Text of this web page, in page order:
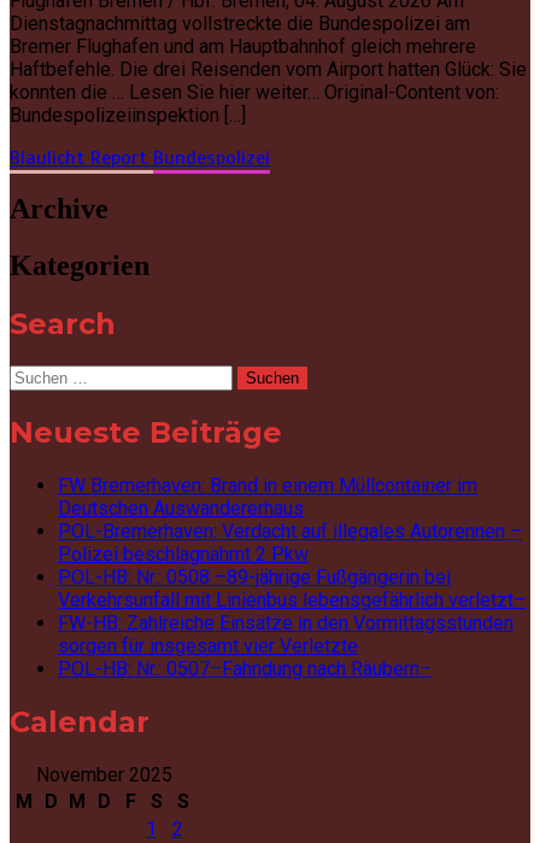
Dienstagnachmittag vollstreckte die Bundespolizei am
Bremer Flughafen und am Hauptbahnhof gleich mehrere
Haftbefehle. Die drei Reisenden vom Airport hatten Glück: Sie
konnten die … Lesen Sie hier weiter… Original-Content von:
Bundespolizeiinspektion […]
Blaulicht Report Bundespolizei
Archive
Kategorien
Search
Suchen
Neueste Beiträge
FW Bremerhaven: Brand in einem Müllcontainer im
Deutschen Auswandererhaus
POL-Bremerhaven: Verdacht auf illegales Autorennen –
Polizei beschlagnahmt 2 Pkw
POL-HB: Nr.: 0508 –89-jährige Fußgängerin bei
Verkehrsunfall mit Linienbus lebensgefährlich verletzt–
FW-HB: Zahlreiche Einsätze in den Vormittagsstunden
sorgen für insgesamt vier Verletzte
POL-HB: Nr.: 0507–Fahndung nach Räubern–
Calendar
November 2025
M
D M D F S
S
1
2